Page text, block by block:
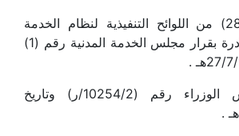
المادة (28/17) من اللوائح التنفيذية لنظام الخدمة
المدنية الصادرة بقرار مجلس الخدمة المدنية رقم (1)
قرار مجلس الوزراء رقم (10254/2/ر) وتاريخ